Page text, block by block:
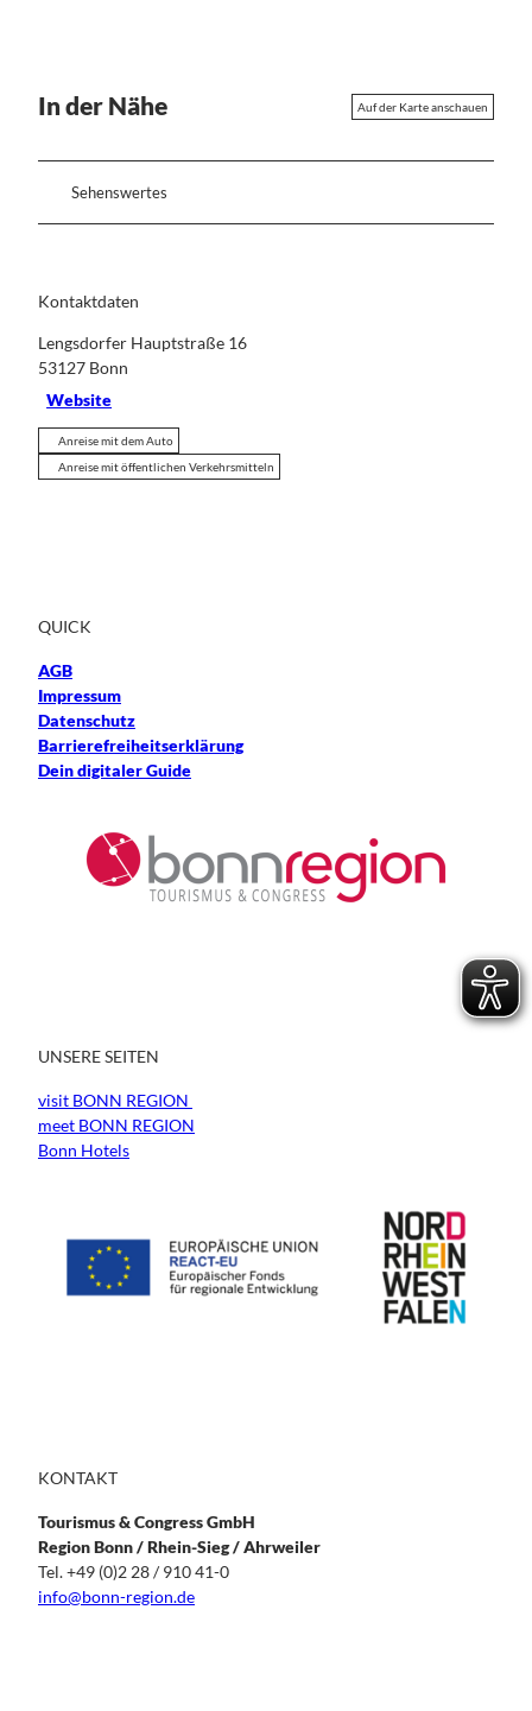
In der Nähe Auf der Karte anschauen
Sehenswertes
Kontaktdaten
Lengsdorfer Hauptstraße 16
53127 Bonn
Website
Anreise mit dem Auto
Anreise mit öffentlichen Verkehrsmitteln
QUICK
AGB
Impressum
Datenschutz
Barrierefreiheitserklärung
Dein digitaler Guide
UNSERE SEITEN
visit BONN REGION
meet BONN REGION
Bonn Hotels
KONTAKT
Tourismus & Congress GmbH
Region Bonn / Rhein-Sieg / Ahrweiler
Tel. +49 (0)2 28 / 910 41-0
info@bonn-region.de